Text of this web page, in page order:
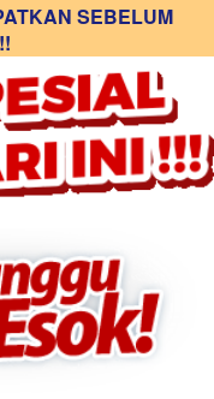
SEBELUM